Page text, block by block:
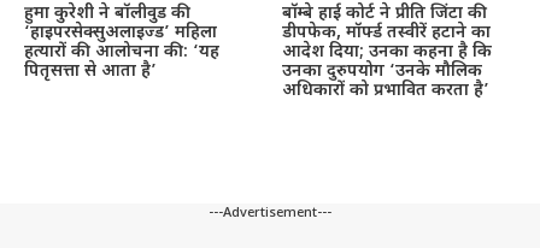
हुमा कुरेशी ने बॉलीवुड की
‘हाइपरसेक्सुअलाइज्ड’ महिला
हत्यारों की आलोचना की: ‘यह
पितृसत्ता से आता है’
बॉम्बे हाई कोर्ट ने प्रीति जिंटा की
डीपफेक, मॉर्फ्ड तस्वीरें हटाने का
आदेश दिया; उनका कहना है कि
उनका दुरुपयोग ‘उनके मौलिक
अधिकारों को प्रभावित करता है’
---Advertisement---